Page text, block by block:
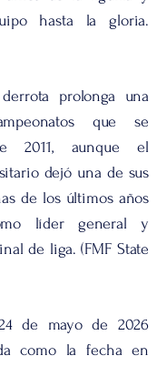
hasta la gloria.
prolonga una
que se
2011, aunque el
dejó una de sus
de los últimos años
líder general y
de liga. (FMF State
de mayo de 2026
como la fecha en